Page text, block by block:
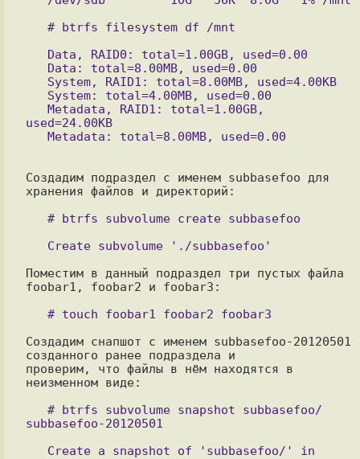
used=24.00KB
Создадим подраздел с именем subbasefoo для
хранения файлов и директорий:
Поместим в данный подраздел три пустых файла
foobar1, foobar2 и foobar3:
Создадим снапшот с именем subbasefoo-20120501
созданного ранее подраздела и
проверим, что файлы в нём находятся в
неизменном виде: